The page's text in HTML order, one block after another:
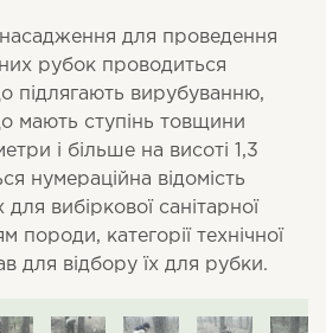
насадження для проведення
рубок проводиться
підлягають вирубуванню,
мають ступінь товщини
і більше на висоті 1,3
нумераційна відомість
вибіркової санітарної
породи, категорії технічної
для відбору їх для рубки.